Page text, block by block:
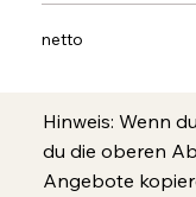
netto
Hinweis: Wenn
du die oberen
Angebote